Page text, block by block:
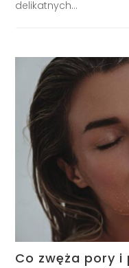
delikatnych...
Co zwęża pory